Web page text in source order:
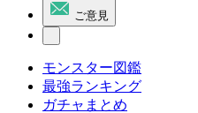
ご意見
モンスター図鑑
最強ランキング
ガチャまとめ